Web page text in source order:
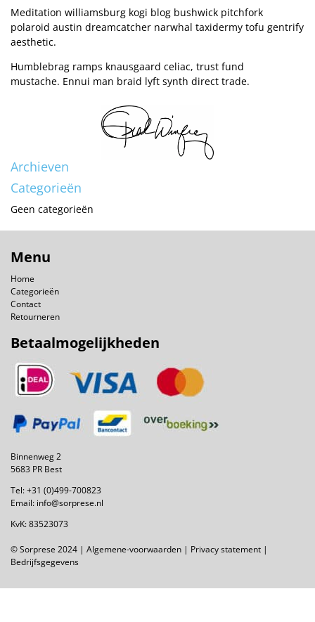
Meditation williamsburg kogi blog bushwick pitchfork
polaroid austin dreamcatcher narwhal taxidermy tofu gentrify
aesthetic.
Humblebrag ramps knausgaard celiac, trust fund
mustache. Ennui man braid lyft synth direct trade.
Archieven
Categorieën
Geen categorieën
Menu
Home
Categorieën
Contact
Retourneren
Betaalmogelijkheden
Binnenweg 2
5683 PR Best
Tel:+31 (0)499-700823
Email: info@sorprese.nl
KvK: 83523073
© Sorprese 2024 | Algemene-voorwaarden | Privacy statement |
Bedrijfsgegevens